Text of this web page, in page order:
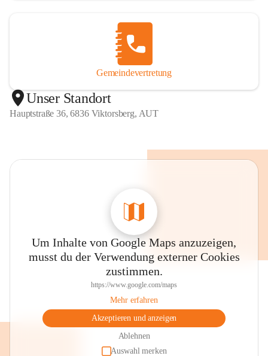
Gemeindevertretung
Unser Standort
Hauptstraße 36, 6836 Viktorsberg, AUT
Um Inhalte von Google Maps anzuzeigen,
musst du der Verwendung externer Cookies
zustimmen.
https://www.google.com/maps
Mehr erfahren
Akzeptieren und anzeigen
Ablehnen
Auswahl merken